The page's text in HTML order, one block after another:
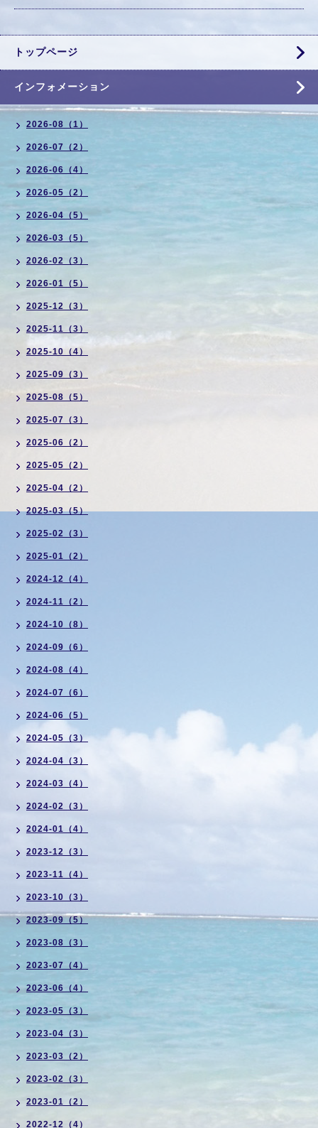
トップページ
インフォメーション
2026-08（1）
2026-07（2）
2026-06（4）
2026-05（2）
2026-04（5）
2026-03（5）
2026-02（3）
2026-01（5）
2025-12（3）
2025-11（3）
2025-10（4）
2025-09（3）
2025-08（5）
2025-07（3）
2025-06（2）
2025-05（2）
2025-04（2）
2025-03（5）
2025-02（3）
2025-01（2）
2024-12（4）
2024-11（2）
2024-10（8）
2024-09（6）
2024-08（4）
2024-07（6）
2024-06（5）
2024-05（3）
2024-04（3）
2024-03（4）
2024-02（3）
2024-01（4）
2023-12（3）
2023-11（4）
2023-10（3）
2023-09（5）
2023-08（3）
2023-07（4）
2023-06（4）
2023-05（3）
2023-04（3）
2023-03（2）
2023-02（3）
2023-01（2）
2022-12（4）